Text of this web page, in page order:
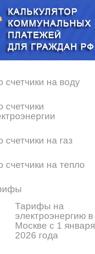
счетчики на воду
счетчики
счетчики на газ
счетчики на тепло
Тарифы на
электроэнергию в
Москве с 1 января
2026 года